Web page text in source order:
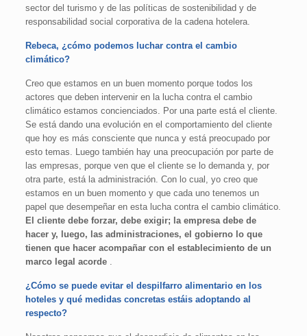
sector del turismo y de las políticas de sostenibilidad y de
responsabilidad social corporativa de la cadena hotelera.
Rebeca, ¿cómo podemos luchar contra el cambio
climático?
Creo que estamos en un buen momento porque todos los
actores que deben intervenir en la lucha contra el cambio
climático estamos concienciados. Por una parte está el cliente.
Se está dando una evolución en el comportamiento del cliente
que hoy es más consciente que nunca y está preocupado por
esto temas. Luego también hay una preocupación por parte de
las empresas, porque ven que el cliente se lo demanda y, por
otra parte, está la administración. Con lo cual, yo creo que
estamos en un buen momento y que cada uno tenemos un
papel que desempeñar en esta lucha contra el cambio climático.
El cliente debe forzar, debe exigir; la empresa debe de
hacer y, luego, las administraciones, el gobierno lo que
tienen que hacer acompañar con el establecimiento de un
marco legal acorde .
¿Cómo se puede evitar el despilfarro alimentario en los
hoteles y qué medidas concretas estáis adoptando al
respecto?